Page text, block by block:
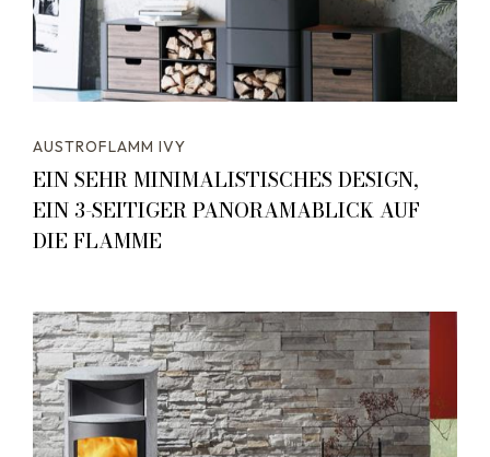
AUSTROFLAMM IVY
EIN SEHR MINIMALISTISCHES DESIGN,
EIN 3-SEITIGER PANORAMABLICK AUF
DIE FLAMME